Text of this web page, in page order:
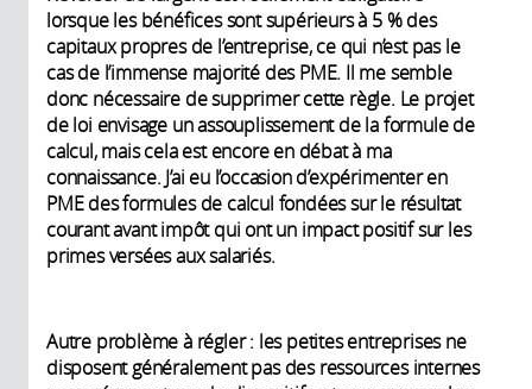
lorsque les bénéfices sont supérieurs à 5 % des
capitaux propres de l’entreprise, ce qui n’est pas le
cas de l’immense majorité des PME. Il me semble
donc nécessaire de supprimer cette règle. Le projet
de loi envisage un assouplissement de la formule de
calcul, mais cela est encore en débat à ma
connaissance. J’ai eu l’occasion d’expérimenter en
PME des formules de calcul fondées sur le résultat
courant avant impôt qui ont un impact positif sur les
primes versées aux salariés.
Autre problème à régler : les petites entreprises ne
disposent généralement pas des ressources internes